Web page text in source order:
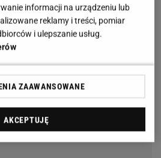
informacji na urządzeniu lub
reklamy i treści, pomiar
i ulepszanie usług.
ZAAWANSOWANE
AKCEPTUJĘ